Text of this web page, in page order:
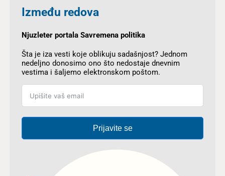
Između redova
Njuzleter portala Savremena politika
Šta je iza vesti koje oblikuju sadašnjost? Jednom
nedeljno donosimo ono što nedostaje dnevnim
vestima i šaljemo elektronskom poštom.
Prijavite se